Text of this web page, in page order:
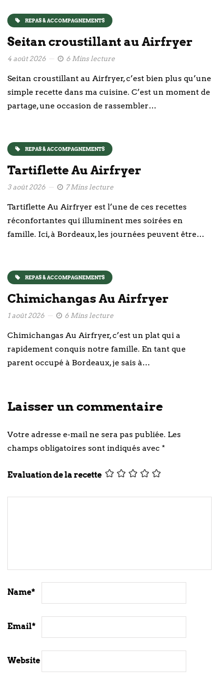
REPAS & ACCOMPAGNEMENTS
Seitan croustillant au Airfryer
4 août 2026 6 Mins lecture
Seitan croustillant au Airfryer, c’est bien plus qu’une
simple recette dans ma cuisine. C’est un moment de
partage, une occasion de rassembler…
REPAS & ACCOMPAGNEMENTS
Tartiflette Au Airfryer
3 août 2026 7 Mins lecture
Tartiflette Au Airfryer est l’une de ces recettes
réconfortantes qui illuminent mes soirées en
famille. Ici, à Bordeaux, les journées peuvent être…
REPAS & ACCOMPAGNEMENTS
Chimichangas Au Airfryer
1 août 2026 6 Mins lecture
Chimichangas Au Airfryer, c’est un plat qui a
rapidement conquis notre famille. En tant que
parent occupé à Bordeaux, je sais à…
Laisser un commentaire
Votre adresse e-mail ne sera pas publiée. Les
champs obligatoires sont indiqués avec *
Evaluation de la recette
Name*
Email*
Website